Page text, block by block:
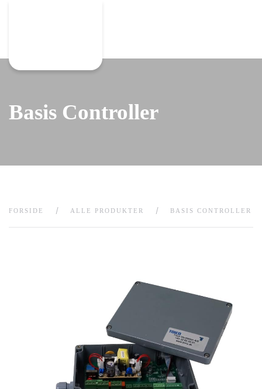
Basis Controller
FORSIDE ALLE PRODUKTER BASIS CONTROLLER